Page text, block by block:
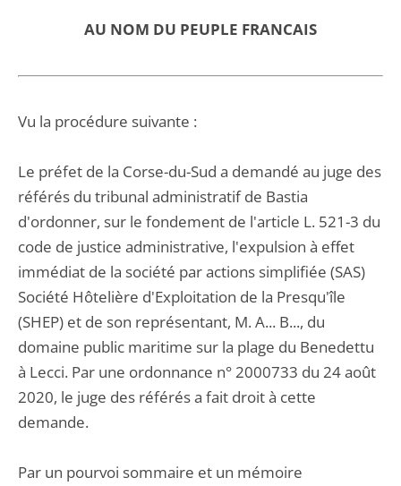
AU NOM DU PEUPLE FRANCAIS
Vu la procédure suivante :
Le préfet de la Corse-du-Sud a demandé au juge des
référés du tribunal administratif de Bastia
d'ordonner, sur le fondement de l'article L. 521-3 du
code de justice administrative, l'expulsion à effet
immédiat de la société par actions simplifiée (SAS)
Société Hôtelière d'Exploitation de la Presqu'île
(SHEP) et de son représentant, M. A... B..., du
domaine public maritime sur la plage du Benedettu
à Lecci. Par une ordonnance n° 2000733 du 24 août
2020, le juge des référés a fait droit à cette
demande.
Par un pourvoi sommaire et un mémoire